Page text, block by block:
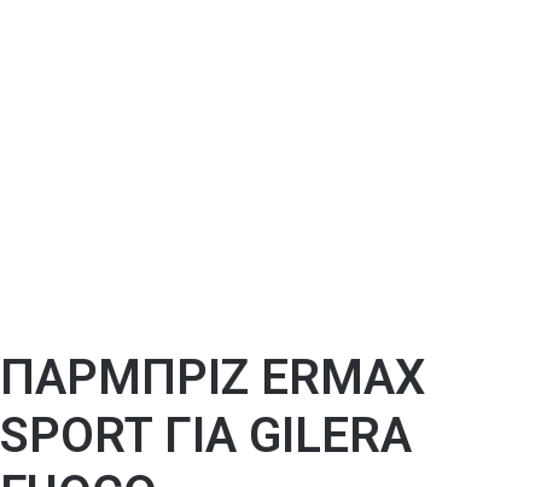
ΠΑΡΜΠΡΙΖ ERMAX
SPORT ΓΙΑ GILERA